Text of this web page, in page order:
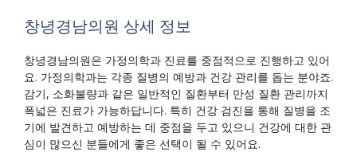
창녕경남의원 상세 정보
창녕경남의원은 가정의학과 진료를 중점적으로 진행하고 있어
요. 가정의학과는 각종 질병의 예방과 건강 관리를 돕는 분야죠.
감기, 소화불량과 같은 일반적인 질환부터 만성 질환 관리까지
폭넓은 진료가 가능하답니다. 특히 건강 검진을 통해 질병을 조
기에 발견하고 예방하는 데 중점을 두고 있으니 건강에 대한 관
심이 많으신 분들에게 좋은 선택이 될 수 있어요.